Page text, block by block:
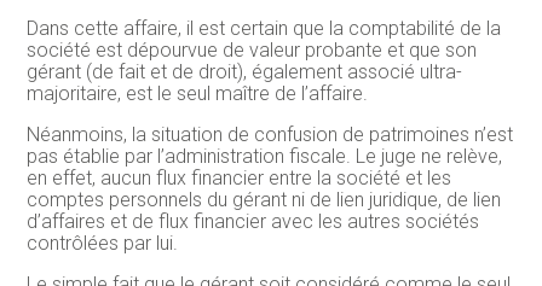
Dans cette affaire, il est certain que la comptabilité de la
société est dépourvue de valeur probante et que son
gérant (de fait et de droit), également associé ultra-
majoritaire, est le seul maître de l’affaire.
Néanmoins, la situation de confusion de patrimoines n’est
pas établie par l’administration fiscale. Le juge ne relève,
en effet, aucun flux financier entre la société et les
comptes personnels du gérant ni de lien juridique, de lien
d’affaires et de flux financier avec les autres sociétés
contrôlées par lui.